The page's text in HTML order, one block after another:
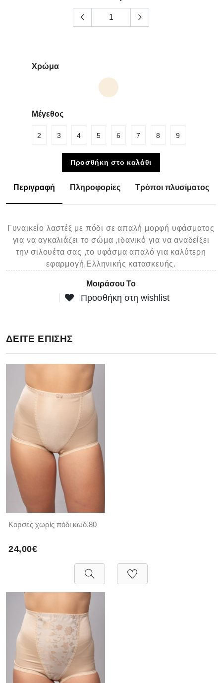
Χρώμα
Μέγεθος
2 3 4 5 6 7 8 9
Προσθήκη στο καλάθι
Περιγραφή Πληροφορίες Τρόποι πλυσίματος
Γυναικείο λαστέξ με πόδι σε απαλή μορφή υφάσματος
για να αγκαλιάζει το σώμα ,ιδανικό για να αναδείξει
την σιλουέτα σας ,το υφάσμα απαλό για καλύτερη
εφαρμογή,Ελληνικής κατασκευής.
Μοιράσου Το
Προσθήκη στη wishlist
ΔΕΙΤΕ ΕΠΙΣΗΣ
Κορσές χωρίς πόδι κωδ.80
24,00€